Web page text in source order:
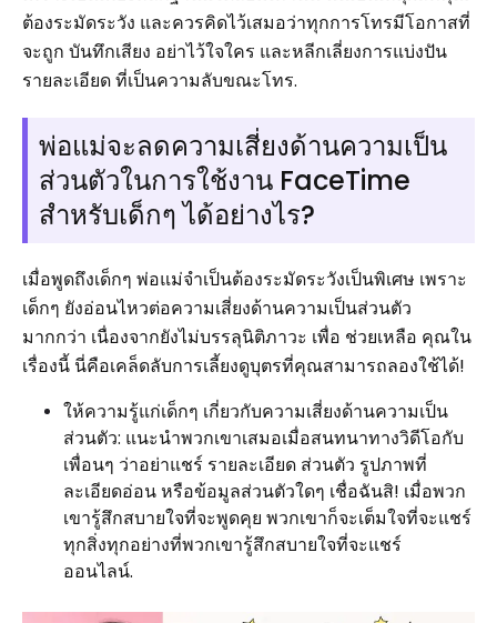
ต้องระมัดระวัง และควรคิดไว้เสมอว่าทุกการโทรมีโอกาสที่
จะถูก บันทึกเสียง อย่าไว้ใจใคร และหลีกเลี่ยงการแบ่งปัน
รายละเอียด ที่เป็นความลับขณะโทร.
พ่อแม่จะลดความเสี่ยงด้านความเป็น
ส่วนตัวในการใช้งาน FaceTime
สำหรับเด็กๆ ได้อย่างไร?
เมื่อพูดถึงเด็กๆ พ่อแม่จำเป็นต้องระมัดระวังเป็นพิเศษ เพราะ
เด็กๆ ยังอ่อนไหวต่อความเสี่ยงด้านความเป็นส่วนตัว
มากกว่า เนื่องจากยังไม่บรรลุนิติภาวะ เพื่อ ช่วยเหลือ คุณใน
เรื่องนี้ นี่คือเคล็ดลับการเลี้ยงดูบุตรที่คุณสามารถลองใช้ได้!
ให้ความรู้แก่เด็กๆ เกี่ยวกับความเสี่ยงด้านความเป็น
ส่วนตัว: แนะนำพวกเขาเสมอเมื่อสนทนาทางวิดีโอกับ
เพื่อนๆ ว่าอย่าแชร์ รายละเอียด ส่วนตัว รูปภาพที่
ละเอียดอ่อน หรือข้อมูลส่วนตัวใดๆ เชื่อฉันสิ! เมื่อพวก
เขารู้สึกสบายใจที่จะพูดคุย พวกเขาก็จะเต็มใจที่จะแชร์
ทุกสิ่งทุกอย่างที่พวกเขารู้สึกสบายใจที่จะแชร์
ออนไลน์.